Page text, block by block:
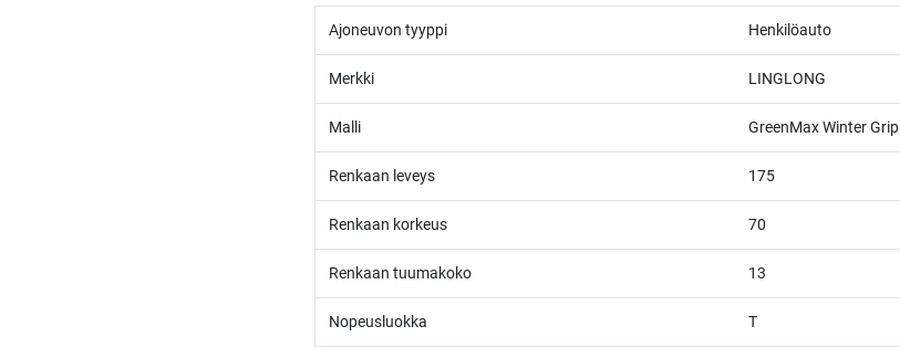
Ajoneuvon tyyppi Henkilöauto
Merkki LINGLONG
Malli GreenMax Winter Grip
Renkaan leveys 175
Renkaan korkeus 70
Renkaan tuumakoko 13
Nopeusluokka T